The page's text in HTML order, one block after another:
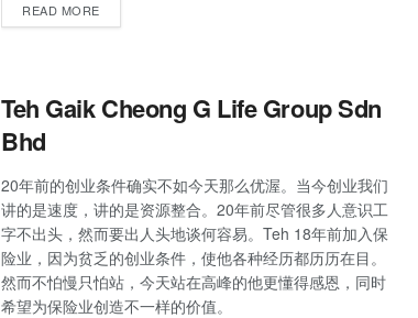
READ MORE
Teh Gaik Cheong G Life Group Sdn
Bhd
20年前的创业条件确实不如今天那么优渥。当今创业我们
讲的是速度，讲的是资源整合。20年前尽管很多人意识工
字不出头，然而要出人头地谈何容易。Teh 18年前加入保
险业，因为贫乏的创业条件，使他各种经历都历历在目。
然而不怕慢只怕站，今天站在高峰的他更懂得感恩，同时
希望为保险业创造不一样的价值。